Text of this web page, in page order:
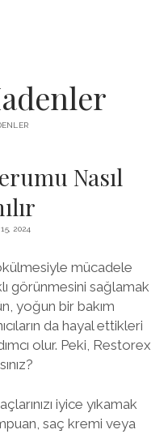
HILESI
Nasıl
2024
mücadele
görünmesini sağlamak
yoğun bir bakım
da hayal ettikleri
olur. Peki, Restorex
iyice yıkamak
saç kremi veya